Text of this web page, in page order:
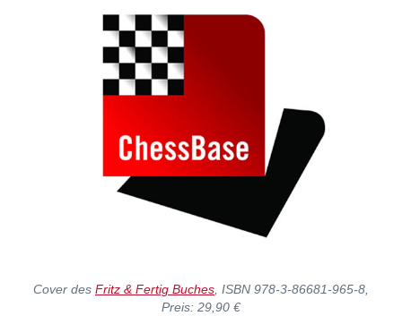
Cover des Fritz & Fertig Buches , ISBN 978-3-86681-965-8,
Preis: 29,90 €